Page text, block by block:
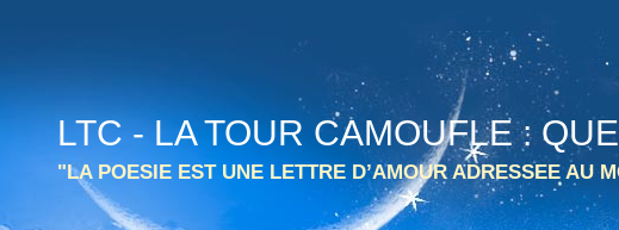
LTC - LA TOUR CAMOUFLE :
"LA POESIE EST UNE LETTRE D’AMOUR ADRESSEE AU